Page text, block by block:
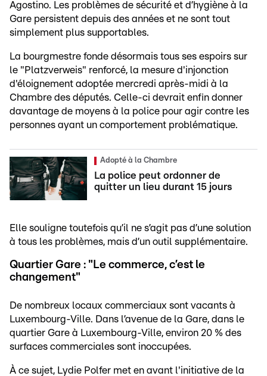
Agostino. Les problèmes de sécurité et d’hygiène à la
Gare persistent depuis des années et ne sont tout
simplement plus supportables.
La bourgmestre fonde désormais tous ses espoirs sur
le "Platzverweis" renforcé, la mesure d'injonction
d'éloignement adoptée mercredi après-midi à la
Chambre des députés. Celle-ci devrait enfin donner
davantage de moyens à la police pour agir contre les
personnes ayant un comportement problématique.
Adopté à la Chambre
La police peut ordonner de
quitter un lieu durant 15 jours
Elle souligne toutefois qu’il ne s’agit pas d’une solution
à tous les problèmes, mais d’un outil supplémentaire.
Quartier Gare : "Le commerce, c’est le
changement"
De nombreux locaux commerciaux sont vacants à
Luxembourg-Ville. Dans l’avenue de la Gare, dans le
quartier Gare à Luxembourg-Ville, environ 20 % des
surfaces commerciales sont inoccupées.
À ce sujet, Lydie Polfer met en avant l'initiative de la